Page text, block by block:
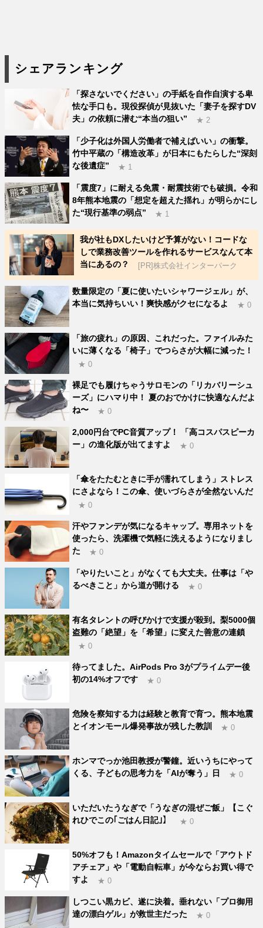
シェアランキング
「探さないでください」の手紙を自作自演する卑
怯な手口も。現役探偵が見抜いた「妻子を探すDV
夫」の依頼に潜む“本当の狙い”
★ 2
「少子化は外国人労働者で補えばいい」の衝撃。
竹中平蔵の「構造改革」が日本にもたらした“深刻
な後遺症”
★ 1
「震度7」に耐える免震・耐震技術でも破損。令和
8年熊本地震の「想定を超えた揺れ」が明らかにし
た“現行基準の弱点”
★ 1
我が社もDXしたいけど予算がない！コードな
しで業務改善ツールを作れるサービスなんて本
当にあるの？
[PR]株式会社インターパーク
数量限定の「夏に使いたいシャワージェル」が、
本当に気持ちいい！爽快感がクセになるよ
★ 0
「旅の疲れ」の原因、これだった。ファイルみた
いに薄くなる「椅子」でつらさが大幅に減った！
★ 0
裸足でも履けちゃうサロモンの「リカバリーシュ
ーズ」にハマり中！ 夏のおでかけに快適なんだよ
ね〜
★ 0
2,000円台でPC音質アップ！ 「高コスパスピーカ
ー」の進化版が出てますよ
★ 0
「傘をたたむときに手が濡れてしまう」ストレス
にさよなら！この傘、使いづらさが全然ないんだ
★ 0
汗やファンデが気になるキャップ。専用ネットを
使ったら、洗濯機で気軽に洗えるようになりまし
た
★ 0
「やりたいこと」がなくても大丈夫。仕事は「や
るべきこと」から道が開ける
★ 0
有名タレントの呼びかけで支援が殺到。梨5000個
盗難の「絶望」を「希望」に変えた善意の連鎖
★ 0
待ってました。AirPods Pro 3がプライムデー後
初の14%オフです
★ 0
危険を察知する力は経験と教育で育つ。熊本地震
とイオンモール爆発事故が残した教訓
★ 0
ホンマでっか池田教授が警鐘。近いうちにやって
くる、子どもの思考力を「AIが奪う」日
★ 0
いただいたうなぎで「うなぎの混ぜご飯」【こぐ
れひでこの｢ごはん日記｣】
★ 0
50%オフも！Amazonタイムセールで「アウトド
アチェア」や「電動自転車」が今ならお買い得で
すよ
★ 0
しつこい黒カビ、遂に決着。垂れない「プロ御用
達の漂白ゲル」が救世主だった
★ 0